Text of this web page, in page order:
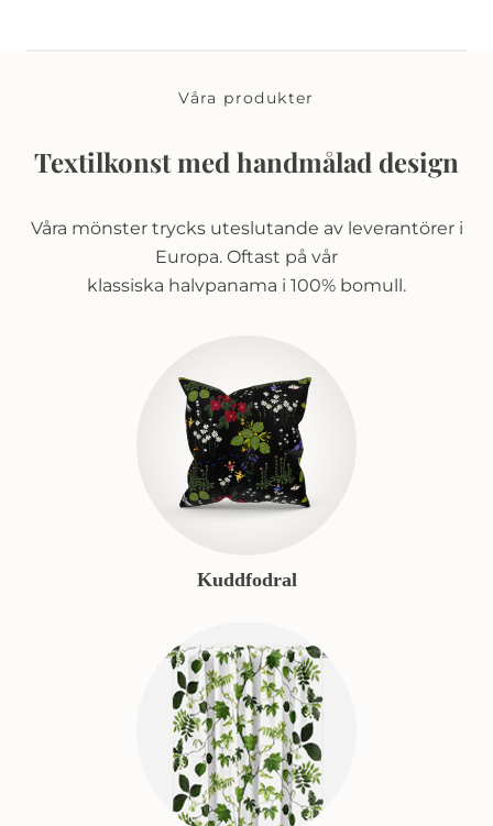
Våra produkter
Textilkonst med handmålad design
Våra mönster trycks uteslutande av leverantörer i
Europa. Oftast på vår
klassiska halvpanama i 100% bomull.
Kuddfodral